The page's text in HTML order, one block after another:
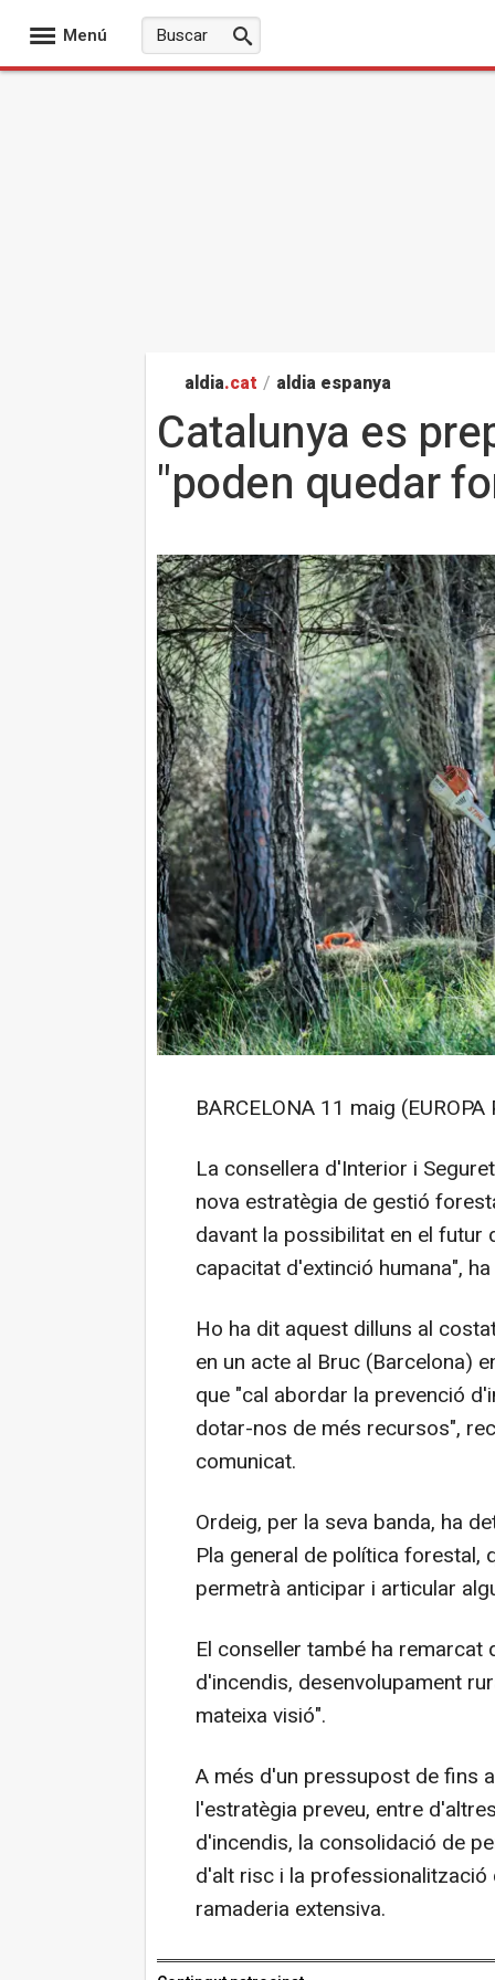
Menú
aldia.cat / aldia espanya
Catalunya es
"poden quedar
BARCELONA 11 maig (EUROPA
La consellera d'Interior i
nova estratègia de gestió
davant la possibilitat en el futur
capacitat d'extinció humana",
Ho ha dit aquest dilluns al
en un acte al Bruc (Barcelona)
que "cal abordar la prevenció
dotar-nos de més recursos",
comunicat.
Ordeig, per la seva banda, ha
Pla general de política forestal,
permetrà anticipar i articular
El conseller també ha
d'incendis, desenvolupament
mateixa visió".
A més d'un pressupost de fins
l'estratègia preveu, entre
d'incendis, la consolidació de
d'alt risc i la
ramaderia extensiva.